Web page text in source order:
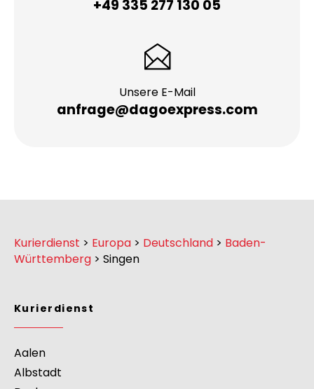
Individuelle Beratung
+49 335 277 130 05
Kurierdienst>Europa
Kurierdienst